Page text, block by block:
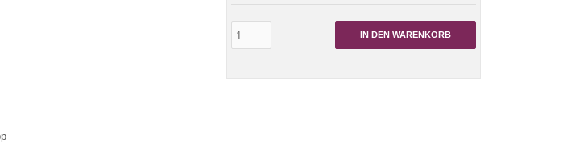
IN DEN WARENKORB